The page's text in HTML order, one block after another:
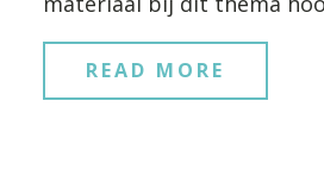
READ MORE